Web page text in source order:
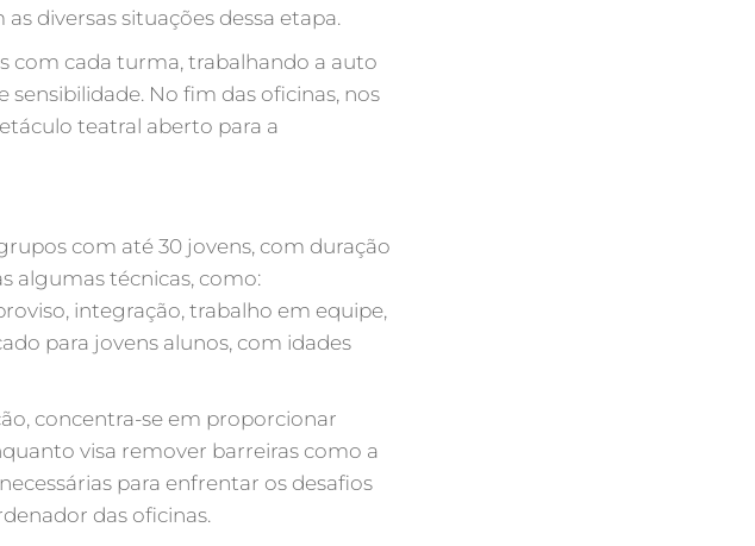
diversas situações dessa etapa.
com cada turma, trabalhando a auto
No fim das oficinas, nos
teatral aberto para a
com até 30 jovens, com duração
algumas técnicas, como:
integração, trabalho em equipe,
para jovens alunos, com idades
concentra-se em proporcionar
visa remover barreiras como a
para enfrentar os desafios
das oficinas.